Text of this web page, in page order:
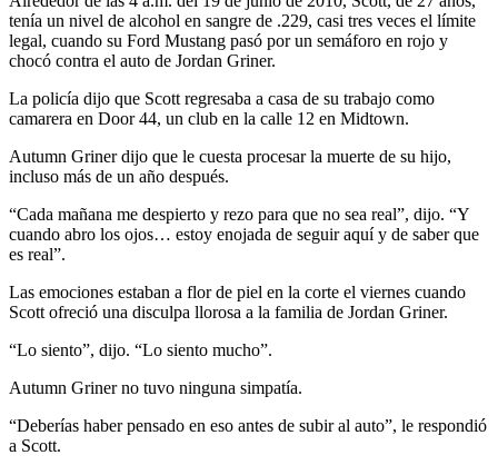
tenía un nivel de alcohol en sangre de .229, casi tres veces el límite
legal, cuando su Ford Mustang pasó por un semáforo en rojo y
chocó contra el auto de Jordan Griner.
La policía dijo que Scott regresaba a casa de su trabajo como
camarera en Door 44, un club en la calle 12 en Midtown.
Autumn Griner dijo que le cuesta procesar la muerte de su hijo,
incluso más de un año después.
“Cada mañana me despierto y rezo para que no sea real”, dijo. “Y
cuando abro los ojos… estoy enojada de seguir aquí y de saber que
es real”.
Las emociones estaban a flor de piel en la corte el viernes cuando
Scott ofreció una disculpa llorosa a la familia de Jordan Griner.
“Lo siento”, dijo. “Lo siento mucho”.
Autumn Griner no tuvo ninguna simpatía.
“Deberías haber pensado en eso antes de subir al auto”, le respondió
a Scott.